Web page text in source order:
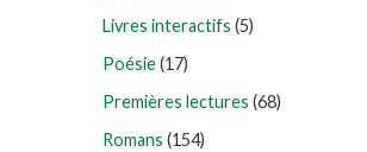
Livres interactifs (5)
Poésie(17)
Premières lectures (68)
Romans (154)